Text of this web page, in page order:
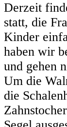
Derzeit
statt, die
Kinder
haben wir
und gehen
Um die
die